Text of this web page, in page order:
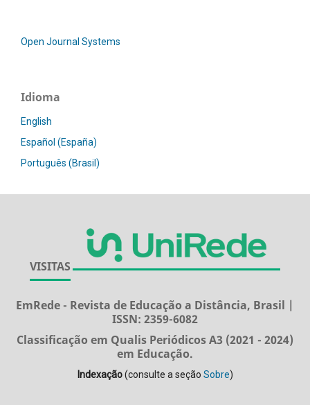
Open Journal Systems
Idioma
English
Español (España)
Português (Brasil)
VISITAS
EmRede - Revista de Educação a Distância, Brasil |
ISSN: 2359-6082
Classificação em Qualis Periódicos A3 (2021 - 2024)
em Educação.
Indexação(consulte a seção Sobre)